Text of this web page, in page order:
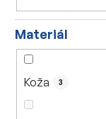
Materiál
Koža 3